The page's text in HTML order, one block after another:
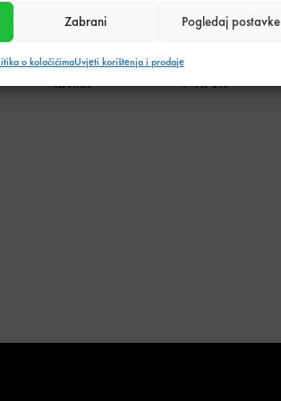
Zabrani Pogledaj postavke
o kolačićimaUvjeti korištenja i prodaje
Težina 1,18 kg